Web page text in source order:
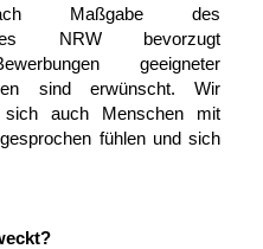
Maßgabe des
NRW bevorzugt
geeigneter
sind erwünscht. Wir
auch Menschen mit
fühlen und sich